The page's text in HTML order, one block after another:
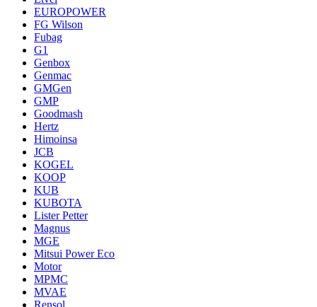
EUROPOWER
FG Wilson
Fubag
G1
Genbox
Genmac
GMGen
GMP
Goodmash
Hertz
Himoinsa
JCB
KOGEL
KOOP
KUB
KUBOTA
Lister Petter
Magnus
MGE
Mitsui Power Eco
Motor
MPMC
MVAE
Rensol